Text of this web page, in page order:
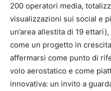
200 operatori media,
visualizzazioni sui social e
un’area allestita di 19
come un progetto in
affermarsi come punto di
volo aerostatico e come
innovativa: un invito a